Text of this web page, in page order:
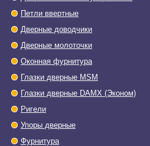
Петли ввертные
Дверные доводчики
Дверные молоточки
Оконная фурнитура
Глазки дверные МSМ
Глазки дверные DAMX (Эконом)
Ригели
Упоры дверные
Фурнитура